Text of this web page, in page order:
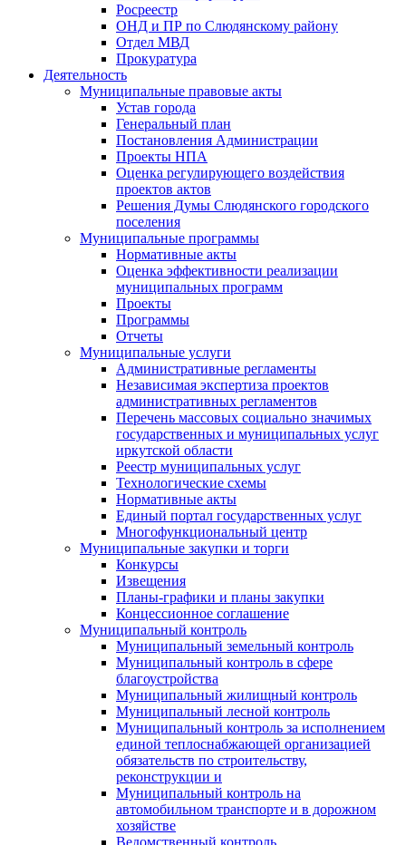
Росреестр
ОНД и ПР по Слюдянскому району
Отдел МВД
Прокуратура
Деятельность
Муниципальные правовые акты
Устав города
Генеральный план
Постановления Администрации
Проекты НПА
Оценка регулирующего воздействия
проектов актов
Решения Думы Слюдянского городского
поселения
Муниципальные программы
Нормативные акты
Оценка эффективности реализации
муниципальных программ
Проекты
Программы
Отчеты
Муниципальные услуги
Административные регламенты
Независимая экспертиза проектов
административных регламентов
Перечень массовых социально значимых
государственных и муниципальных услуг
иркутской области
Реестр муниципальных услуг
Технологические схемы
Нормативные акты
Единый портал государственных услуг
Многофункциональный центр
Муниципальные закупки и торги
Конкурсы
Извещения
Планы-графики и планы закупки
Концессионное соглашение
Муниципальный контроль
Муниципальный земельный контроль
Муниципальный контроль в сфере
благоустройства
Муниципальный жилищный контроль
Муниципальный лесной контроль
Муниципальный контроль за исполнением
единой теплоснабжающей организацией
обязательств по строительству,
реконструкции и
Муниципальный контроль на
автомобильном транспорте и в дорожном
хозяйстве